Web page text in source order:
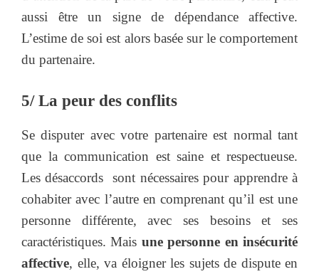
aussi être un signe de dépendance affective.
L’estime de soi est alors basée sur le comportement
du partenaire.
5/ La peur des conflits
Se disputer avec votre partenaire est normal tant
que la communication est saine et respectueuse.
Les désaccords sont nécessaires pour apprendre à
cohabiter avec l’autre en comprenant qu’il est une
personne différente, avec ses besoins et ses
caractéristiques. Mais une personne en insécurité
affective, elle, va éloigner les sujets de dispute en